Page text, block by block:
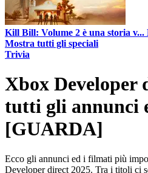
Kill Bill: Volume 2 è una storia v...
Mostra tutti gli speciali
Trivia
Xbox Developer
tutti gli annunci
[GUARDA]
Ecco gli annunci ed i filmati più
Developer direct 2025. Tra i titoli ci